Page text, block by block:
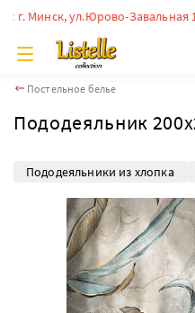
Минск, ул.Юрово-Завальная
Постельное белье
Пододеяльник
Пододеяльники из хлопка